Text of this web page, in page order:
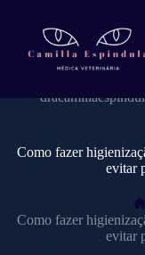
conteúdo
Como fazer
evitar
Como fazer
evitar